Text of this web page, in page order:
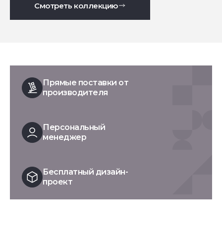
Смотреть коллекцию
Прямые поставки от
производителя
Персональный
менеджер
Бесплатный дизайн-
проект